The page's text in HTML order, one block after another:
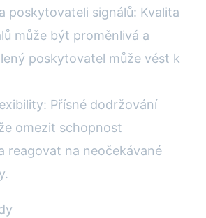
poskytovateli signálů: Kvalita
může být proměnlivá a
poskytovatel může vést k
Přísné dodržování
omezit schopnost
reagovat na neočekávané